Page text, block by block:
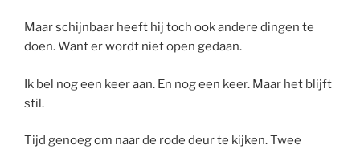
Maar schijnbaar heeft hij toch ook andere dingen te
doen. Want er wordt niet open gedaan.
Ik bel nog een keer aan. En nog een keer. Maar het blijft
stil.
Tijd genoeg om naar de rode deur te kijken. Twee